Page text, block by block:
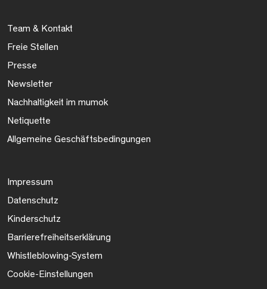
Team & Kontakt
Freie Stellen
Presse
Newsletter
Nachhaltigkeit im mumok
Netiquette
Allgemeine Geschäftsbedingungen
Impressum
Datenschutz
Kinderschutz
Barrierefreiheitserklärung
Whistleblowing-System
Cookie-Einstellungen